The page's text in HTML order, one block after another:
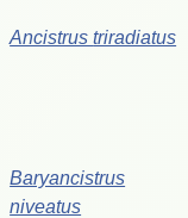
Ancistrustriradiatus
Baryancistrus
niveatus